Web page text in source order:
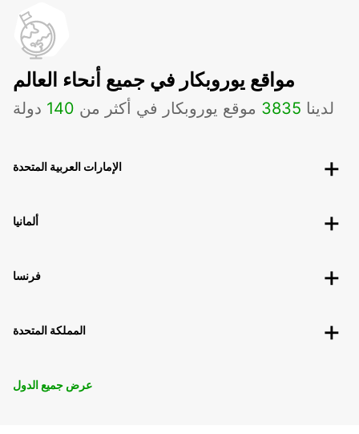
مواقع يوروبكار في جميع أنحاء العالم
لدينا 3835 موقع يوروبكار في أكثر من 140 دولة
الإمارات العربية المتحدة
ألمانيا
فرنسا
المملكة المتحدة
عرض جميع الدول